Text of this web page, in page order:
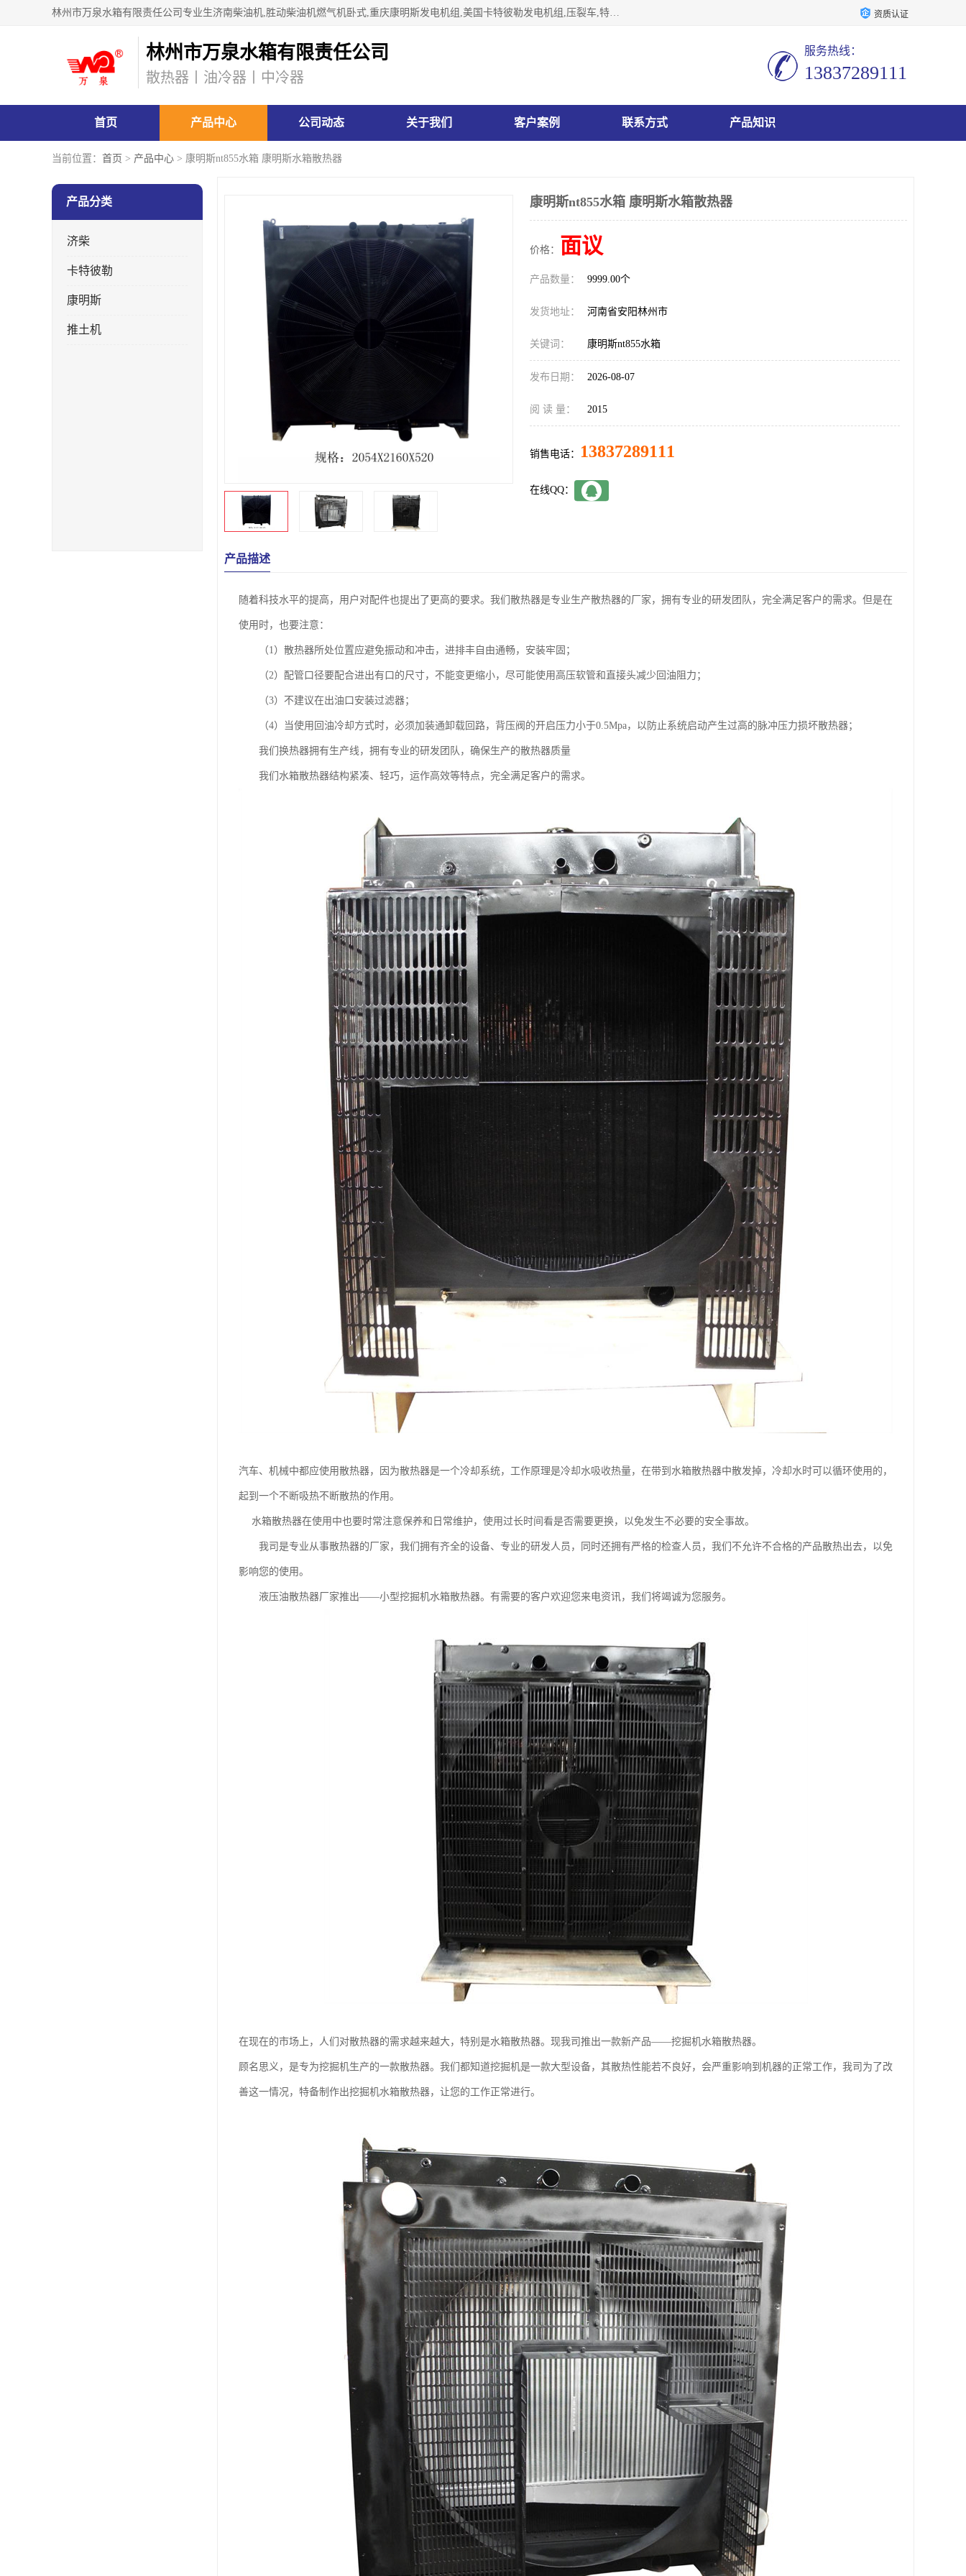
林州市万泉水箱有限责任公司专业生济南柴油机,胜动柴油机燃气机卧式,重庆康明斯发电机组,美国卡特彼勒发电机组,压裂车,特雷克斯矿车,卡特矿车,小松反铲,卡特反铲装载机,日立反铲,阿特拉斯科普柯钻机,山推推土机黄工推土机等系列水箱中冷器油冷器，公司始终发扬自力更生、艰苦奋斗的红旗渠精神、不断开拓、进取，以“先进的生产技术、一流的产品质量、良好的销售信誉”为宗旨。 资质认证
林州市万泉水箱有限责任公司
散热器丨油冷器丨中冷器
服务热线：
13837289111
首页 产品中心 公司动态 关于我们 客户案例 联系方式 产品知识
当前位置： 首页 > 产品中心 > 康明斯nt855水箱 康明斯水箱散热器
产品分类
济柴
卡特彼勒
康明斯
推土机
康明斯nt855水箱 康明斯水箱散热器
价格： 面议
产品数量： 9999.00个
发货地址： 河南省安阳林州市
关键词： 康明斯nt855水箱
发布日期： 2026-08-07
阅 读 量： 2015
销售电话： 13837289111
在线QQ：
产品描述
随着科技水平的提高，用户对配件也提出了更高的要求。我们散热器是专业生产散热器的厂家，拥有专业的研发团队，完全满足客户的需求。但是在
使用时，也要注意：
（1）散热器所处位置应避免振动和冲击，进排丰自由通畅，安装牢固；
（2）配管口径要配合进出有口的尺寸，不能变更缩小，尽可能使用高压软管和直接头减少回油阻力；
（3）不建议在出油口安装过滤器；
（4）当使用回油冷却方式时，必须加装通卸载回路，背压阀的开启压力小于0.5Mpa，以防止系统启动产生过高的脉冲压力损坏散热器；
我们换热器拥有生产线，拥有专业的研发团队，确保生产的散热器质量
我们水箱散热器结构紧凑、轻巧，运作高效等特点，完全满足客户的需求。
汽车、机械中都应使用散热器，因为散热器是一个冷却系统，工作原理是冷却水吸收热量，在带到水箱散热器中散发掉，冷却水时可以循环使用的，
起到一个不断吸热不断散热的作用。
水箱散热器在使用中也要时常注意保养和日常维护，使用过长时间看是否需要更换，以免发生不必要的安全事故。
我司是专业从事散热器的厂家，我们拥有齐全的设备、专业的研发人员，同时还拥有严格的检查人员，我们不允许不合格的产品散热出去，以免
影响您的使用。
液压油散热器厂家推出——小型挖掘机水箱散热器。有需要的客户欢迎您来电资讯，我们将竭诚为您服务。
在现在的市场上，人们对散热器的需求越来越大，特别是水箱散热器。现我司推出一款新产品——挖掘机水箱散热器。
顾名思义，是专为挖掘机生产的一款散热器。我们都知道挖掘机是一款大型设备，其散热性能若不良好，会严重影响到机器的正常工作，我司为了改
善这一情况，特备制作出挖掘机水箱散热器，让您的工作正常进行。